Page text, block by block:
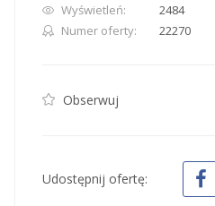
Wyświetleń:
2484
Numer oferty:
22270
Obserwuj
Udostępnij ofertę: